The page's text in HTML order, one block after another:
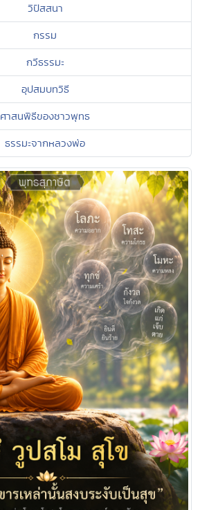
วิปัสสนา
กรรม
กวีธรรมะ
อุปสมบทวิธี
ศาสนพิธีของชาวพุทธ
ธรรมะจากหลวงพ่อ